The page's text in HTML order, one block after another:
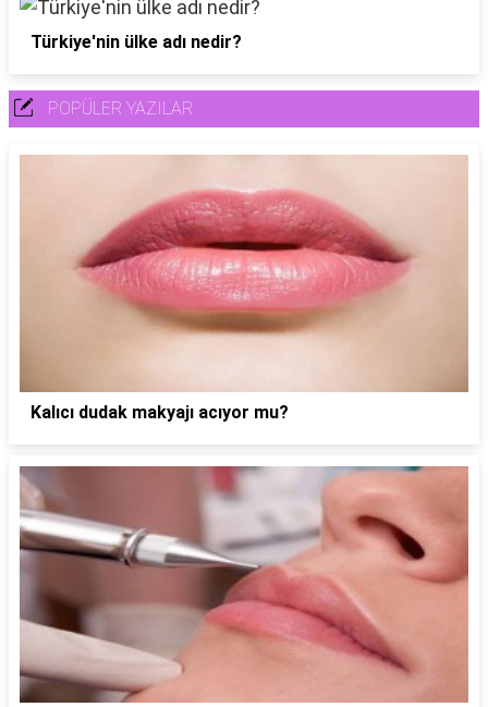
Türkiye'nin ülke adı nedir?
POPÜLER YAZILAR
Kalıcı dudak makyajı acıyor mu?